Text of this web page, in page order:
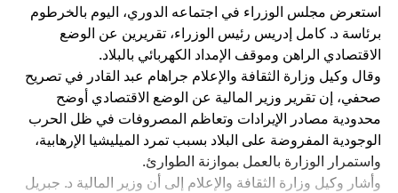
استعرض مجلس الوزراء في اجتماعه الدوري، اليوم بالخرطوم
برئاسة د. كامل إدريس رئيس الوزراء، تقريرين عن الوضع
الاقتصادي الراهن وموقف الإمداد الكهربائي بالبلاد.
وقال وكيل وزارة الثقافة والإعلام جراهام عبد القادر في تصريح
صحفي، إن تقرير وزير المالية عن الوضع الاقتصادي أوضح
محدودية مصادر الإيرادات وتعاظم المصروفات في ظل الحرب
الوجودية المفروضة على البلاد بسبب تمرد الميليشيا الإرهابية،
واستمرار الوزارة بالعمل بموازنة الطوارئ.
وأشار وكيل وزارة الثقافة والإعلام إلى أن وزير المالية د. جبريل